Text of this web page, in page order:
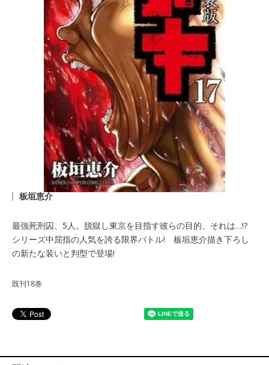
板垣恵介
最強死刑囚、5人。脱獄し東京を目指す彼らの目的、それは…!?
シリーズ中屈指の人気を誇る限界バトル! 板垣恵介描き下ろし
の新たな装いと判型で登場!
既刊18巻